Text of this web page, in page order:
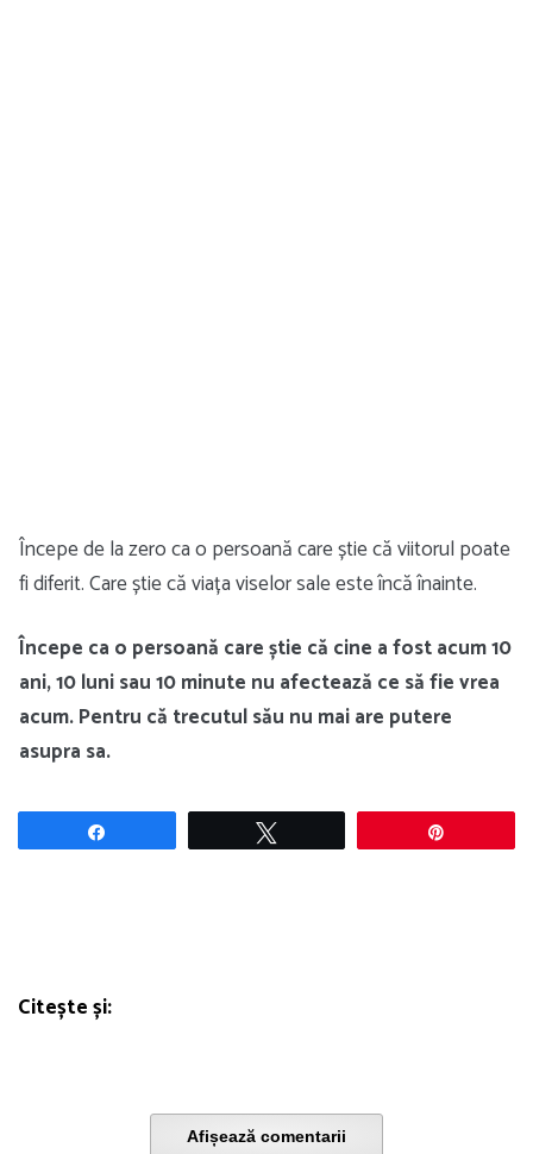
Începe de la zero ca o persoană care știe că viitorul poate
fi diferit. Care știe că viața viselor sale este încă înainte.
Începe ca o persoană care știe că cine a fost acum 10
ani, 10 luni sau 10 minute nu afectează ce să fie vrea
acum. Pentru că trecutul său nu mai are putere
asupra sa.
Citește și:
Afișează comentarii